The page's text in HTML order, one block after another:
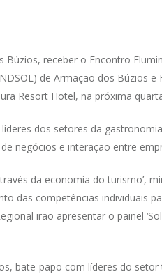
receber o Encontro
de Armação dos Búzios
Resort Hotel, na próxima
dos setores da
negócios e interação entre
da economia do turismo’,
das competências individuais
irão apresentar o painel
bate-papo com líderes do